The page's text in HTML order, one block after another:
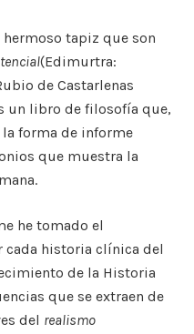
tapiz que son
(Edimurtra:
de Castarlenas
un libro de filosofía que,
forma de informe
que muestra la
he tomado el
historia clínica del
de la Historia
que se extraen de
del realismo